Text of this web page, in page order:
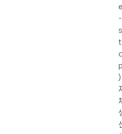
e
-
s
t
p
)
체